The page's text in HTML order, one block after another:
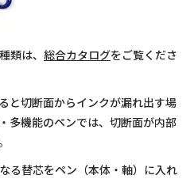
類は、 総合カタログをご覧くださ
と切断面からインクが漏れ出す場
多機能のペンでは、切断面が内部
る替芯をペン（本体・軸）に入れ